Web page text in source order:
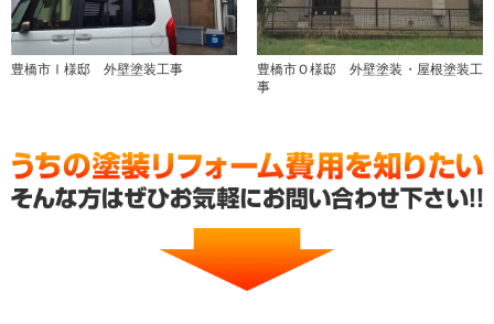
豊橋市Ⅰ様邸 外壁塗装工事
豊橋市Ｏ様邸 外壁塗装・屋根塗装工
事